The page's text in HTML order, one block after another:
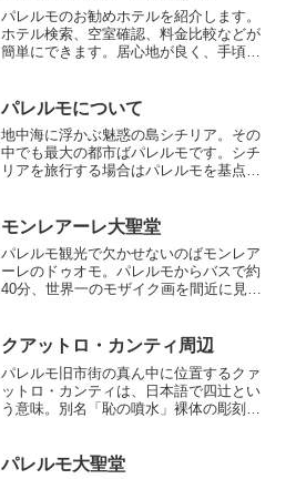
パレルモのお勧めホテルを紹介します。
ホテル検索、空室確認、料金比較などが
簡単にできます。居心地が良く、手頃な
パレルモについて
地中海に浮かぶ魅惑の島シチリア。その
中でも最大の都市ばパレルモです。シチ
リアを旅行する場合はパレルモを基点に
パレルモ市内にも見どころがたくさんあ
モンレアーレ大聖堂
パレルモ観光で欠かせないのばモンレア
ーレのドゥオモ。パレルモからバスで約
40分、世界一のモザイク画を間近に見る
も楽しめます
クアットロ・カンティ周辺
パレルモ旧市街の真ん中に位置するクァ
ットロ・カンティは、日本語で四辻とい
う意味。別名「恥の噴水」裸体の彫刻が
会、3つのクーポラが可愛いサン・カタル
パレルモ大聖堂